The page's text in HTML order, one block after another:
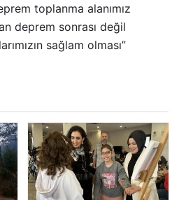
toplanma alanımız
deprem sonrası değil
sağlam olması”